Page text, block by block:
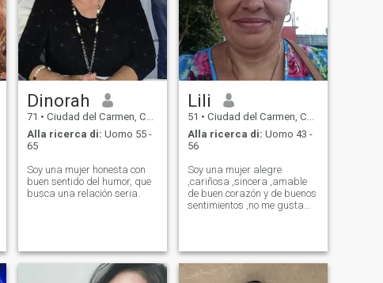
Dinorah
71 • Ciudad del Carmen, Campeche, Messico
Alla ricerca di: Uomo 55 -
65
Soy una mujer honesta con
buen sentido del humor, que
busca una relación seria.
Lili
51 • Ciudad del Carmen, Campeche, Messico
Alla ricerca di: Uomo 43 -
56
Soy una mujer alegre
,cariñosa ,sincera ,amable
de buen corazón y de buenos
sentimientos ,no me gusta